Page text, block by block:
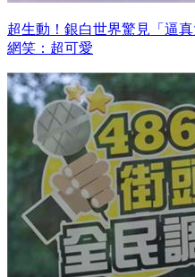
超生動！銀白世界驚見「逼
網笑：超可愛